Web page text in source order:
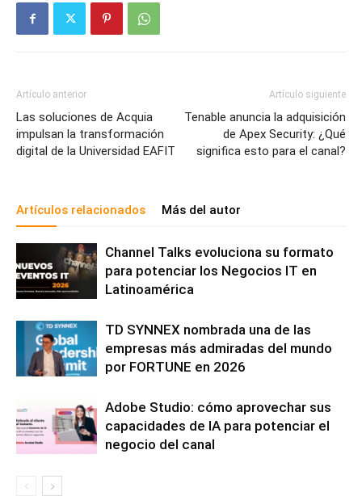
Artículo anterior
Las soluciones de Acquia
impulsan la transformación
digital de la Universidad EAFIT
Artículo siguiente
Tenable anuncia la adquisición
de Apex Security: ¿Qué
significa esto para el canal?
Artículos relacionados Más del autor
Channel Talks evoluciona su formato
para potenciar los Negocios IT en
Latinoamérica
TD SYNNEX nombrada una de las
empresas más admiradas del mundo
por FORTUNE en 2026
Adobe Studio: cómo aprovechar sus
capacidades de IA para potenciar el
negocio del canal